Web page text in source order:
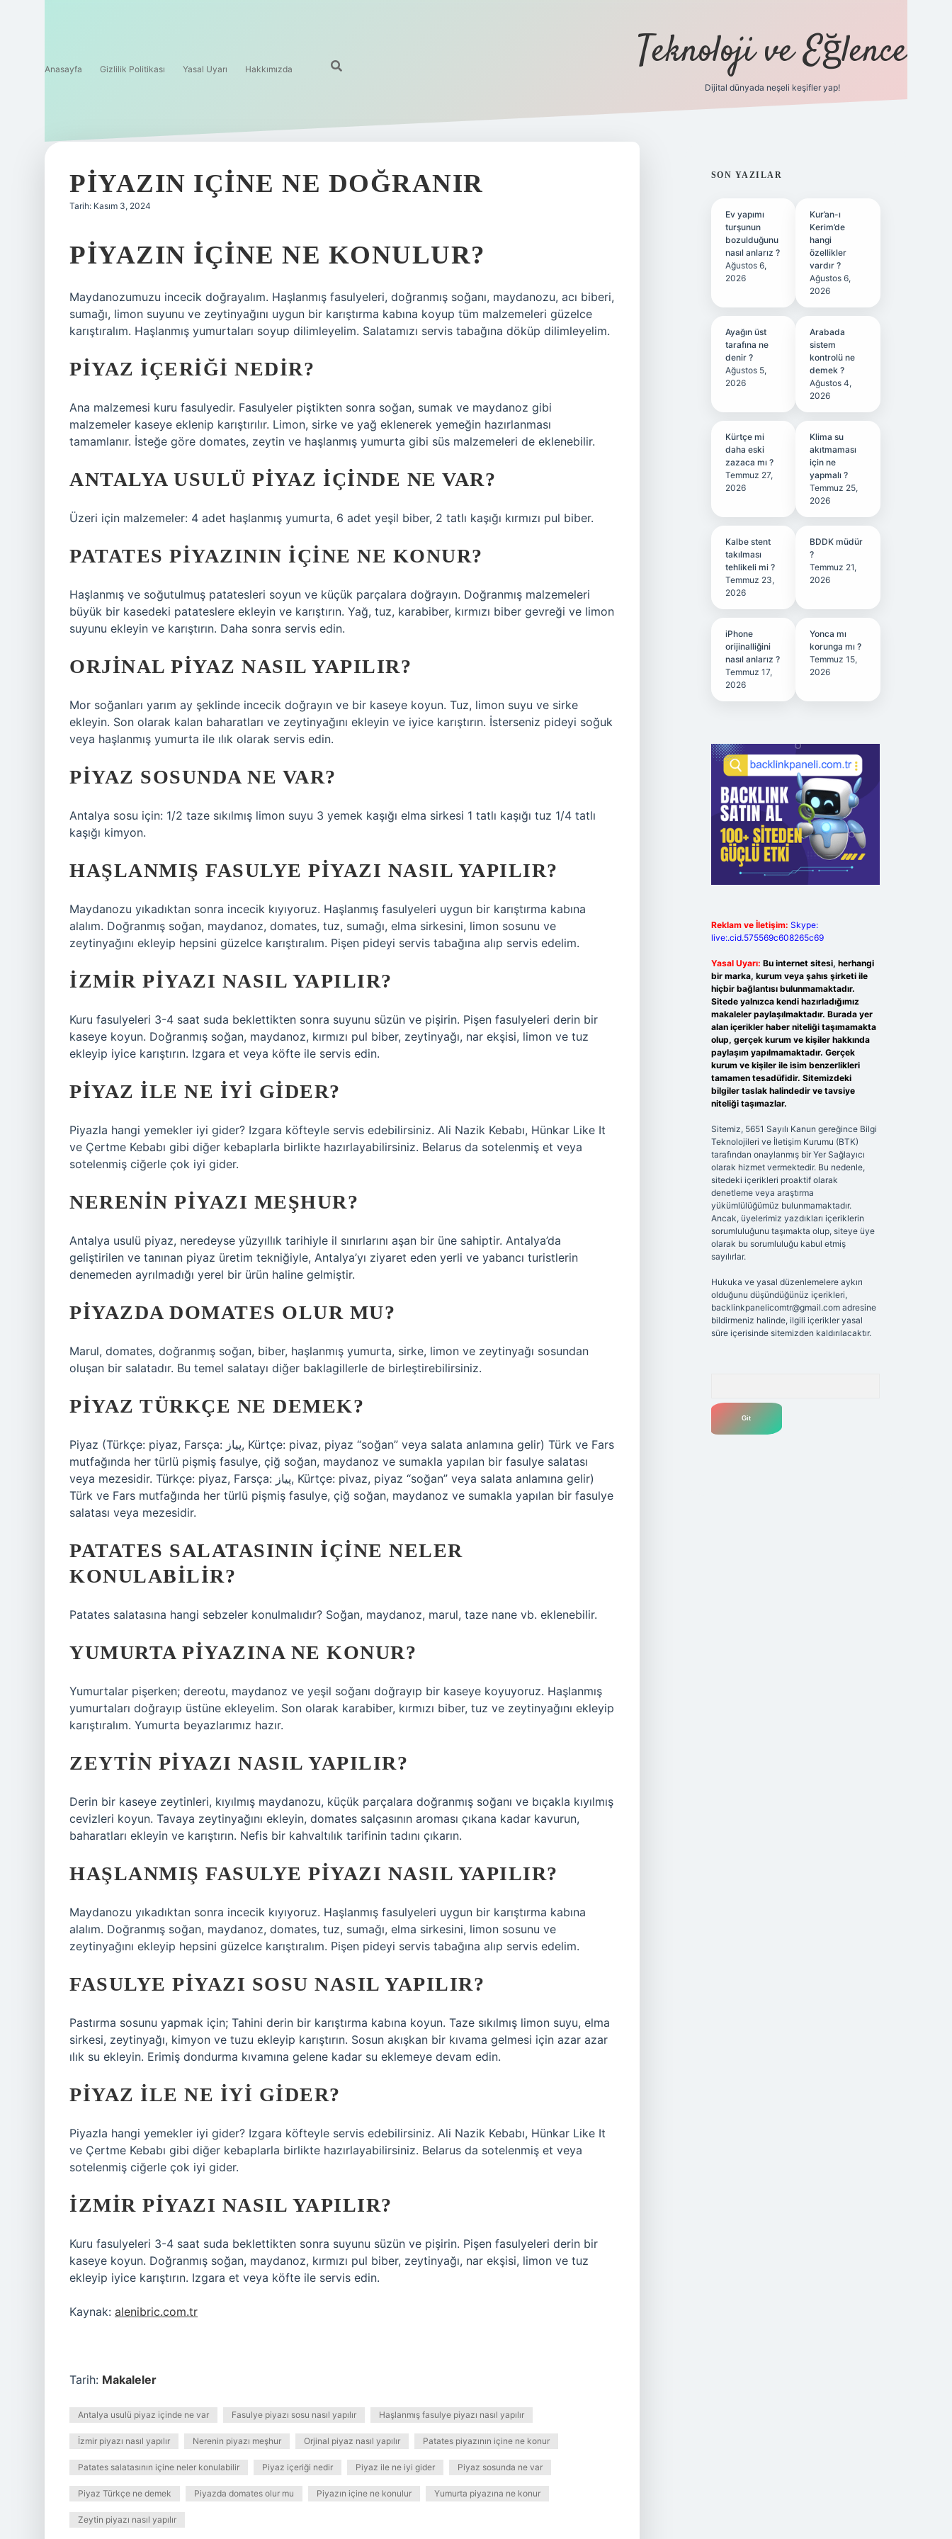
Anasayfa Gizlilik Politikası Yasal Uyarı Hakkımızda Teknoloji ve Eğlence
Dijital dünyada neşeli keşifler yap!
PIYAZIN IÇINE NE DOĞRANIR
Tarih: Kasım 3, 2024
PIYAZIN IÇINE NE KONULUR?
Maydanozumuzu incecik doğrayalım. Haşlanmış fasulyeleri, doğranmış soğanı, maydanozu, acı biberi,
sumağı, limon suyunu ve zeytinyağını uygun bir karıştırma kabına koyup tüm malzemeleri güzelce
karıştıralım. Haşlanmış yumurtaları soyup dilimleyelim. Salatamızı servis tabağına döküp dilimleyelim.
PIYAZ IÇERIĞI NEDIR?
Ana malzemesi kuru fasulyedir. Fasulyeler piştikten sonra soğan, sumak ve maydanoz gibi
malzemeler kaseye eklenip karıştırılır. Limon, sirke ve yağ eklenerek yemeğin hazırlanması
tamamlanır. İsteğe göre domates, zeytin ve haşlanmış yumurta gibi süs malzemeleri de eklenebilir.
ANTALYA USULÜ PIYAZ IÇINDE NE VAR?
Üzeri için malzemeler: 4 adet haşlanmış yumurta, 6 adet yeşil biber, 2 tatlı kaşığı kırmızı pul biber.
PATATES PIYAZININ IÇINE NE KONUR?
Haşlanmış ve soğutulmuş patatesleri soyun ve küçük parçalara doğrayın. Doğranmış malzemeleri
büyük bir kasedeki patateslere ekleyin ve karıştırın. Yağ, tuz, karabiber, kırmızı biber gevreği ve limon
suyunu ekleyin ve karıştırın. Daha sonra servis edin.
ORJINAL PIYAZ NASIL YAPILIR?
Mor soğanları yarım ay şeklinde incecik doğrayın ve bir kaseye koyun. Tuz, limon suyu ve sirke
ekleyin. Son olarak kalan baharatları ve zeytinyağını ekleyin ve iyice karıştırın. İsterseniz pideyi soğuk
veya haşlanmış yumurta ile ılık olarak servis edin.
PIYAZ SOSUNDA NE VAR?
Antalya sosu için: 1/2 taze sıkılmış limon suyu 3 yemek kaşığı elma sirkesi 1 tatlı kaşığı tuz 1/4 tatlı
kaşığı kimyon.
HAŞLANMIŞ FASULYE PIYAZI NASIL YAPILIR?
Maydanozu yıkadıktan sonra incecik kıyıyoruz. Haşlanmış fasulyeleri uygun bir karıştırma kabına
alalım. Doğranmış soğan, maydanoz, domates, tuz, sumağı, elma sirkesini, limon sosunu ve
zeytinyağını ekleyip hepsini güzelce karıştıralım. Pişen pideyi servis tabağına alıp servis edelim.
İZMIR PIYAZI NASIL YAPILIR?
Kuru fasulyeleri 3-4 saat suda beklettikten sonra suyunu süzün ve pişirin. Pişen fasulyeleri derin bir
kaseye koyun. Doğranmış soğan, maydanoz, kırmızı pul biber, zeytinyağı, nar ekşisi, limon ve tuz
ekleyip iyice karıştırın. Izgara et veya köfte ile servis edin.
PIYAZ ILE NE IYI GIDER?
Piyazla hangi yemekler iyi gider? Izgara köfteyle servis edebilirsiniz. Ali Nazik Kebabı, Hünkar Like It
ve Çertme Kebabı gibi diğer kebaplarla birlikte hazırlayabilirsiniz. Belarus da sotelenmiş et veya
sotelenmiş ciğerle çok iyi gider.
NERENIN PIYAZI MEŞHUR?
Antalya usulü piyaz, neredeyse yüzyıllık tarihiyle il sınırlarını aşan bir üne sahiptir. Antalya’da
geliştirilen ve tanınan piyaz üretim tekniğiyle, Antalya’yı ziyaret eden yerli ve yabancı turistlerin
denemeden ayrılmadığı yerel bir ürün haline gelmiştir.
PIYAZDA DOMATES OLUR MU?
Marul, domates, doğranmış soğan, biber, haşlanmış yumurta, sirke, limon ve zeytinyağı sosundan
oluşan bir salatadır. Bu temel salatayı diğer baklagillerle de birleştirebilirsiniz.
PIYAZ TÜRKÇE NE DEMEK?
Piyaz (Türkçe: piyaz, Farsça: پیاز, Kürtçe: pivaz, piyaz “soğan” veya salata anlamına gelir) Türk ve Fars
mutfağında her türlü pişmiş fasulye, çiğ soğan, maydanoz ve sumakla yapılan bir fasulye salatası
veya mezesidir. Türkçe: piyaz, Farsça: پیاز, Kürtçe: pivaz, piyaz “soğan” veya salata anlamına gelir)
Türk ve Fars mutfağında her türlü pişmiş fasulye, çiğ soğan, maydanoz ve sumakla yapılan bir fasulye
salatası veya mezesidir.
PATATES SALATASININ IÇINE NELER
KONULABILIR?
Patates salatasına hangi sebzeler konulmalıdır? Soğan, maydanoz, marul, taze nane vb. eklenebilir.
YUMURTA PIYAZINA NE KONUR?
Yumurtalar pişerken; dereotu, maydanoz ve yeşil soğanı doğrayıp bir kaseye koyuyoruz. Haşlanmış
yumurtaları doğrayıp üstüne ekleyelim. Son olarak karabiber, kırmızı biber, tuz ve zeytinyağını ekleyip
karıştıralım. Yumurta beyazlarımız hazır.
ZEYTIN PIYAZI NASIL YAPILIR?
Derin bir kaseye zeytinleri, kıyılmış maydanozu, küçük parçalara doğranmış soğanı ve bıçakla kıyılmış
cevizleri koyun. Tavaya zeytinyağını ekleyin, domates salçasının aroması çıkana kadar kavurun,
baharatları ekleyin ve karıştırın. Nefis bir kahvaltılık tarifinin tadını çıkarın.
HAŞLANMIŞ FASULYE PIYAZI NASIL YAPILIR?
Maydanozu yıkadıktan sonra incecik kıyıyoruz. Haşlanmış fasulyeleri uygun bir karıştırma kabına
alalım. Doğranmış soğan, maydanoz, domates, tuz, sumağı, elma sirkesini, limon sosunu ve
zeytinyağını ekleyip hepsini güzelce karıştıralım. Pişen pideyi servis tabağına alıp servis edelim.
FASULYE PIYAZI SOSU NASIL YAPILIR?
Pastırma sosunu yapmak için; Tahini derin bir karıştırma kabına koyun. Taze sıkılmış limon suyu, elma
sirkesi, zeytinyağı, kimyon ve tuzu ekleyip karıştırın. Sosun akışkan bir kıvama gelmesi için azar azar
ılık su ekleyin. Erimiş dondurma kıvamına gelene kadar su eklemeye devam edin.
PIYAZ ILE NE IYI GIDER?
Piyazla hangi yemekler iyi gider? Izgara köfteyle servis edebilirsiniz. Ali Nazik Kebabı, Hünkar Like It
ve Çertme Kebabı gibi diğer kebaplarla birlikte hazırlayabilirsiniz. Belarus da sotelenmiş et veya
sotelenmiş ciğerle çok iyi gider.
İZMIR PIYAZI NASIL YAPILIR?
Kuru fasulyeleri 3-4 saat suda beklettikten sonra suyunu süzün ve pişirin. Pişen fasulyeleri derin bir
kaseye koyun. Doğranmış soğan, maydanoz, kırmızı pul biber, zeytinyağı, nar ekşisi, limon ve tuz
ekleyip iyice karıştırın. Izgara et veya köfte ile servis edin.
Kaynak: alenibric.com.tr
Tarih: Makaleler
Antalya usulü piyaz içinde ne var Fasulye piyazı sosu nasıl yapılır Haşlanmış fasulye piyazı nasıl yapılır
İzmir piyazı nasıl yapılır Nerenin piyazı meşhur Orjinal piyaz nasıl yapılır Patates piyazının içine ne konur
Patates salatasının içine neler konulabilir Piyaz içeriği nedir Piyaz ile ne iyi gider Piyaz sosunda ne var
Piyaz Türkçe ne demek Piyazda domates olur mu Piyazın içine ne konulur Yumurta piyazına ne konur
Zeytin piyazı nasıl yapılır
SIDEBAR
SON YAZILAR
Ev yapımı
turşunun
bozulduğunu
nasıl anlarız ?
Ağustos 6,
2026
Kur’an-ı
Kerim’de
hangi
özellikler
vardır ?
Ağustos 6,
2026
Ayağın üst
tarafına ne
denir ?
Ağustos 5,
2026
Arabada
sistem
kontrolü ne
demek ?
Ağustos 4,
2026
Kürtçe mi
daha eski
zazaca mı ?
Temmuz 27,
2026
Klima su
akıtmaması
için ne
yapmalı ?
Temmuz 25,
2026
Kalbe stent
takılması
tehlikeli mi ?
Temmuz 23,
2026
BDDK müdür
?
Temmuz 21,
2026
iPhone
orijinalliğini
nasıl anlarız ?
Temmuz 17,
2026
Yonca mı
korunga mı ?
Temmuz 15,
2026
Reklam ve İletişim: Skype:
live:.cid.575569c608265c69
Yasal Uyarı: Bu internet sitesi, herhangi
bir marka, kurum veya şahıs şirketi ile
hiçbir bağlantısı bulunmamaktadır.
Sitede yalnızca kendi hazırladığımız
makaleler paylaşılmaktadır. Burada yer
alan içerikler haber niteliği taşımamakta
olup, gerçek kurum ve kişiler hakkında
paylaşım yapılmamaktadır. Gerçek
kurum ve kişiler ile isim benzerlikleri
tamamen tesadüfidir. Sitemizdeki
bilgiler taslak halindedir ve tavsiye
niteliği taşımazlar.
Sitemiz, 5651 Sayılı Kanun gereğince Bilgi
Teknolojileri ve İletişim Kurumu (BTK)
tarafından onaylanmış bir Yer Sağlayıcı
olarak hizmet vermektedir. Bu nedenle,
sitedeki içerikleri proaktif olarak
denetleme veya araştırma
yükümlülüğümüz bulunmamaktadır.
Ancak, üyelerimiz yazdıkları içeriklerin
sorumluluğunu taşımakta olup, siteye üye
olarak bu sorumluluğu kabul etmiş
sayılırlar.
Hukuka ve yasal düzenlemelere aykırı
olduğunu düşündüğünüz içerikleri,
backlinkpanelicomtr@gmail.comadresine
bildirmeniz halinde, ilgili içerikler yasal
süre içerisinde sitemizden kaldırılacaktır.